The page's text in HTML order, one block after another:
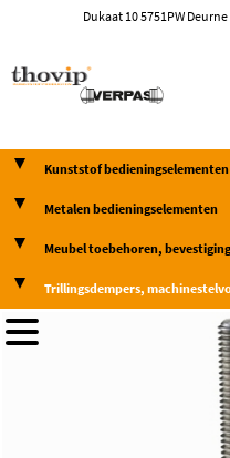
Dukaat 10 5751PW Deurne
Kunststof bedieningselementen
Metalen bedieningselementen
Meubel toebehoren,
Trillingsdempers,